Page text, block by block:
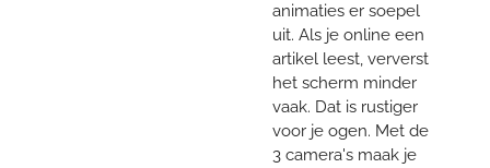
animaties er soepel
uit. Als je online een
artikel leest, ververst
het scherm minder
vaak. Dat is rustiger
voor je ogen. Met de
3 camera's maak je